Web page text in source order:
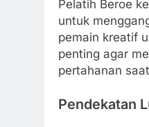
Pelatih Beroe
untuk
pemain kreatif
penting agar
pertahanan
Pendekatan